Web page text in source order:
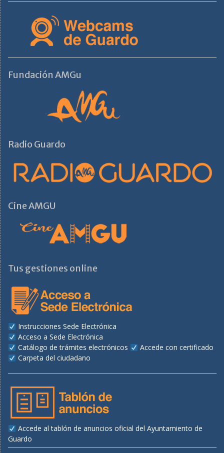
Fundación AMGu
Radio Guardo
Cine AMGU
Tus gestiones online
Instrucciones Sede Electrónica
Acceso a Sede Electrónica
Catálogo de trámites electrónicos
Accede con certificado
Carpeta del ciudadano
Accede al tablón de anuncios oficial del Ayuntamiento de
Guardo